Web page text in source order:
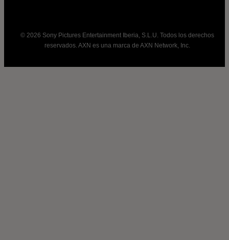
© 2026 Sony Pictures Entertainment Iberia, S.L.U. Todos los derechos
reservados. AXN es una marca de AXN Network, Inc.